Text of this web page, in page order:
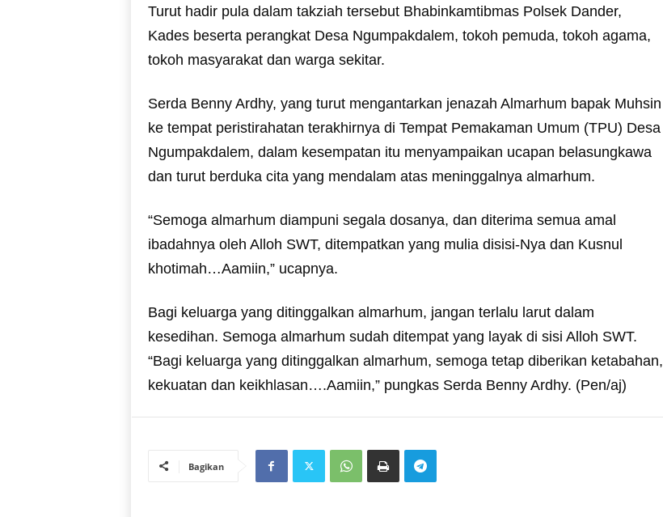
Turut hadir pula dalam takziah tersebut Bhabinkamtibmas Polsek Dander,
Kades beserta perangkat Desa Ngumpakdalem, tokoh pemuda, tokoh agama,
tokoh masyarakat dan warga sekitar.
Serda Benny Ardhy, yang turut mengantarkan jenazah Almarhum bapak Muhsin
ke tempat peristirahatan terakhirnya di Tempat Pemakaman Umum (TPU) Desa
Ngumpakdalem, dalam kesempatan itu menyampaikan ucapan belasungkawa
dan turut berduka cita yang mendalam atas meninggalnya almarhum.
“Semoga almarhum diampuni segala dosanya, dan diterima semua amal
ibadahnya oleh Alloh SWT, ditempatkan yang mulia disisi-Nya dan Kusnul
khotimah…Aamiin,” ucapnya.
Bagi keluarga yang ditinggalkan almarhum, jangan terlalu larut dalam
kesedihan. Semoga almarhum sudah ditempat yang layak di sisi Alloh SWT.
“Bagi keluarga yang ditinggalkan almarhum, semoga tetap diberikan ketabahan,
kekuatan dan keikhlasan….Aamiin,” pungkas Serda Benny Ardhy. (Pen/aj)
Bagikan